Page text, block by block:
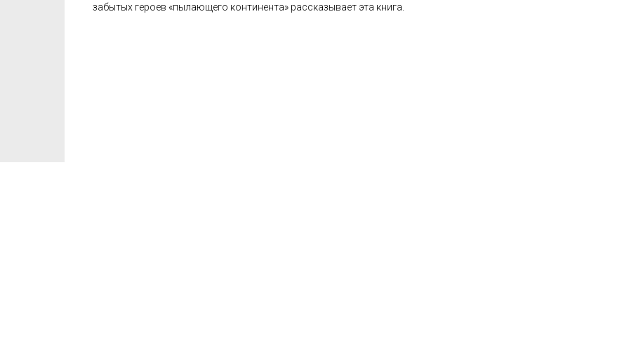
забытых героев «пылающего континента» рассказывает эта книга.